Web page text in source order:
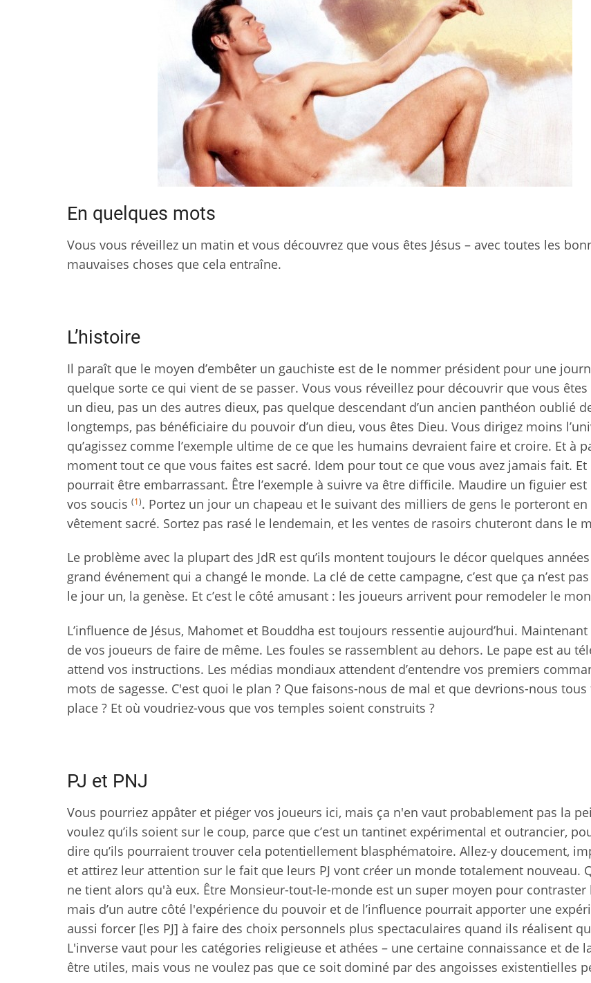
En quelques mots
Vous vous réveillez un matin et vous découvrez que vous êtes Jésus – avec toutes les
mauvaises choses que cela entraîne.
L’histoire
Il paraît que le moyen d’embêter un gauchiste est de le nommer président pour une
quelque sorte ce qui vient de se passer. Vous vous réveillez pour découvrir que vous êtes
un dieu, pas un des autres dieux, pas quelque descendant d’un ancien panthéon oublié
longtemps, pas bénéficiaire du pouvoir d’un dieu, vous êtes Dieu. Vous dirigez moins
qu’agissez comme l’exemple ultime de ce que les humains devraient faire et croire. Et à
moment tout ce que vous faites est sacré. Idem pour tout ce que vous avez jamais fait. Et
pourrait être embarrassant. Être l’exemple à suivre va être difficile. Maudire un figuier est
vos soucis (1). Portez un jour un chapeau et le suivant des milliers de gens le porteront en
vêtement sacré. Sortez pas rasé le lendemain, et les ventes de rasoirs chuteront dans le
Le problème avec la plupart des JdR est qu’ils montent toujours le décor quelques
grand événement qui a changé le monde. La clé de cette campagne, c’est que ça n’est pas
le jour un, la genèse. Et c’est le côté amusant : les joueurs arrivent pour remodeler le
L’influence de Jésus, Mahomet et Bouddha est toujours ressentie aujourd’hui. Maintenant
de vos joueurs de faire de même. Les foules se rassemblent au dehors. Le pape est au
attend vos instructions. Les médias mondiaux attendent d’entendre vos premiers
mots de sagesse. C'est quoi le plan ? Que faisons-nous de mal et que devrions-nous tous
place ? Et où voudriez-vous que vos temples soient construits ?
PJ et PNJ
Vous pourriez appâter et piéger vos joueurs ici, mais ça n'en vaut probablement pas la
voulez qu’ils soient sur le coup, parce que c’est un tantinet expérimental et outrancier,
dire qu’ils pourraient trouver cela potentiellement blasphématoire. Allez-y doucement,
et attirez leur attention sur le fait que leurs PJ vont créer un monde totalement nouveau.
ne tient alors qu'à eux. Être Monsieur-tout-le-monde est un super moyen pour contraster
mais d’un autre côté l'expérience du pouvoir et de l’influence pourrait apporter une
aussi forcer [les PJ] à faire des choix personnels plus spectaculaires quand ils réalisent
L'inverse vaut pour les catégories religieuse et athées – une certaine connaissance et de
être utiles, mais vous ne voulez pas que ce soit dominé par des angoisses existentielles